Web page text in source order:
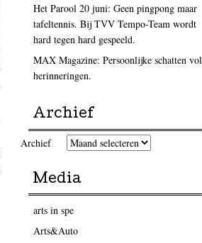
Het Parool 20 juni: Geen pingpong maar
tafeltennis. Bij TVV Tempo-Team wordt
hard tegen hard gespeeld.
MAX Magazine: Persoonlijke schatten vol
herinneringen.
Archief
Archief
Media
arts in spe
Arts&Auto